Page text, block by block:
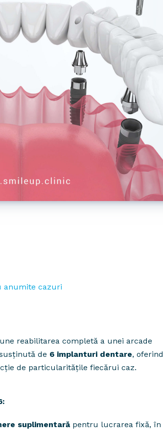
anumite cazuri
reabilitarea completă a unei arcade
de 6 implanturi dentare, oferind
de particularitățile fiecărui caz.
suplimentară pentru lucrarea fixă, în